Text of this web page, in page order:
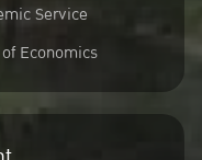
Service
Economics